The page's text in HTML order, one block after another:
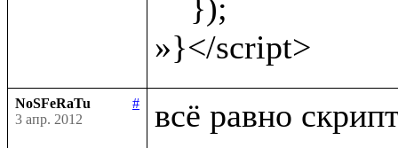
NoSFeRaTu
#
3 апр. 2012
всё равно